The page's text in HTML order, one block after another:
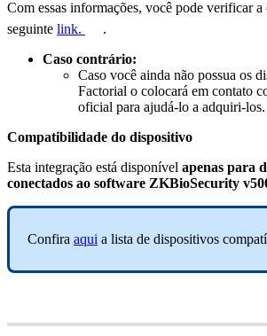
Com essas informações, você pode verificar a
seguinte link.
.
Caso contrário:
Caso você ainda não possua os
Factorial o colocará em contato
oficial para ajudá-lo a adquiri-los.
Compatibilidade do dispositivo
Esta integração está disponível apenas para
conectados ao software ZKBioSecurity
Confira aqui a lista de dispositivos compatí